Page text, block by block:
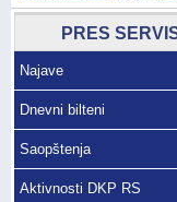
PRES
Najave
Dnevni bilteni
Saopštenja
Aktivnosti DKP RS